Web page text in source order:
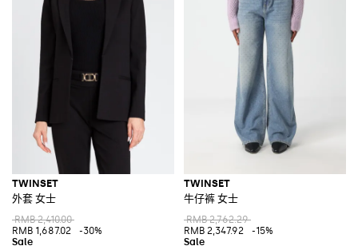
TWINSET
外套 女士
RMB 2,410.00
RMB 1,687.02
-30%
TWINSET
牛仔裤 女士
RMB 2,762.29
RMB 2,347.92
-15%